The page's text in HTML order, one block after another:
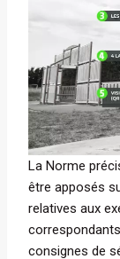
La Norme
être apposés
relatives aux
consignes de